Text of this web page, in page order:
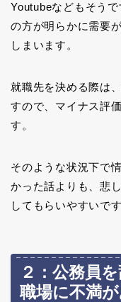
Youtubeなどもそう
の方が明らかに需要
しまいます。
就職先を決める際は
すので、マイナス評
す。
そのような状況下で
かった話よりも、悲
してもらいやすいです
２：公務員
職場に不満